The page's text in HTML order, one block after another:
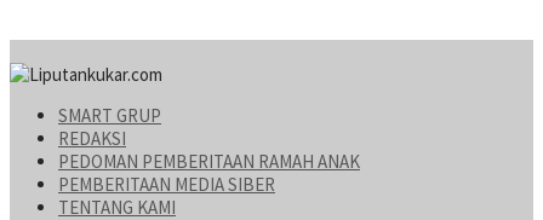
SMART GRUP
REDAKSI
PEDOMAN PEMBERITAAN RAMAH ANAK
PEMBERITAAN MEDIA SIBER
TENTANG KAMI